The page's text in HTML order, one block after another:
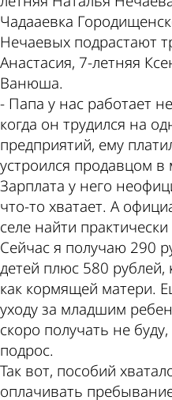
Чадааевка
Нечаевых подрастают
Анастасия, 7-летняя
Ванюша.
- Папа у нас работает
когда он трудился на
предприятий, ему
устроился продавцом в
Зарплата у него
что-то хватает. А
селе найти
Сейчас я получаю 290
детей плюс 580
как кормящей матери.
уходу за младшим
скоро получать не
подрос.
Так вот, пособий
оплачивать